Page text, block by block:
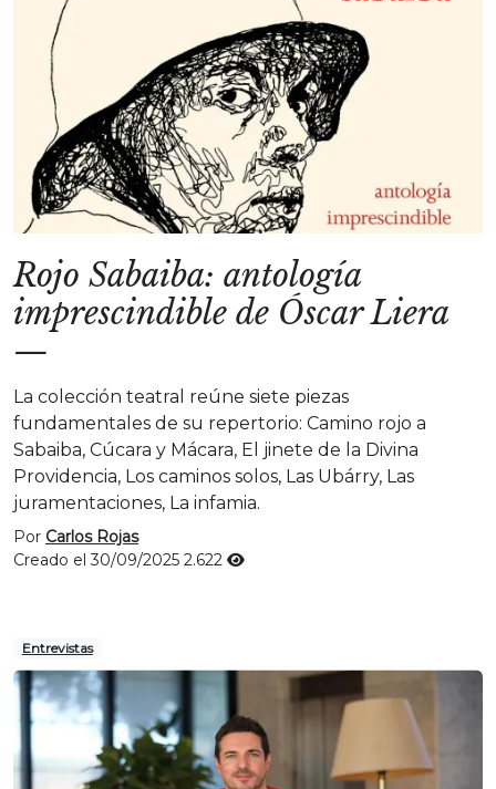
Rojo Sabaiba: antología
imprescindible de Óscar Liera
—
La colección teatral reúne siete piezas
fundamentales de su repertorio: Camino rojo a
Sabaiba, Cúcara y Mácara, El jinete de la Divina
Providencia, Los caminos solos, Las Ubárry, Las
juramentaciones, La infamia.
Por Carlos Rojas
Creado el 30/09/2025 2.622
Entrevistas